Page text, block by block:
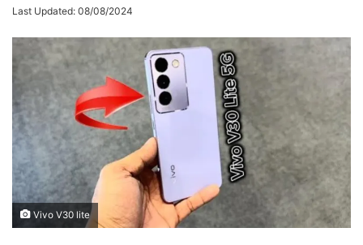
Last Updated: 08/08/2024
Vivo V30 lite